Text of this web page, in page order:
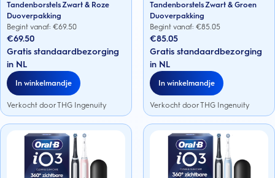
Tandenborstels Zwart & Roze
Duoverpakking
Begint vanaf: €69.50
€69.50
Gratis standaardbezorging
in NL
In winkelmandje
Verkocht door THG Ingenuity
Tandenborstels Zwart & Groen
Duoverpakking
Begint vanaf: €85.05
€85.05
Gratis standaardbezorging
in NL
In winkelmandje
Verkocht door THG Ingenuity